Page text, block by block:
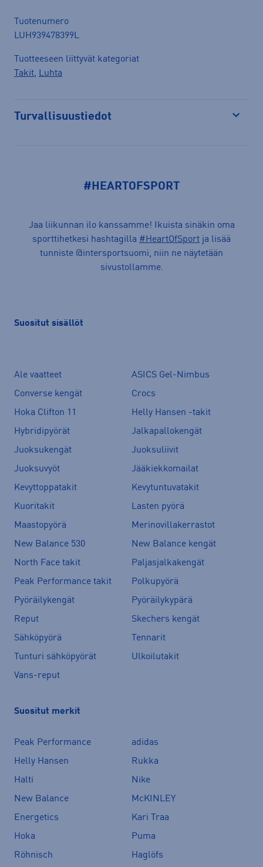
Tuotenumero
LUH939478399L
Tuotteeseen liittyvät kategoriat
Takit, Luhta
Turvallisuustiedot
#HEARTOFSPORT
Jaa liikunnan ilo kanssamme! Ikuista sinäkin oma
sporttihetkesi hashtagilla #HeartOfSport ja lisää
tunniste @intersportsuomi, niin ne näytetään
sivustollamme.
Suositut sisällöt
Ale vaatteet
ASICS Gel-Nimbus
Converse kengät
Crocs
Hoka Clifton 11
Helly Hansen -takit
Hybridipyörät
Jalkapallokengät
Juoksukengät
Juoksuliivit
Juoksuvyöt
Jääkiekkomailat
Kevyttoppatakit
Kevytuntuvatakit
Kuoritakit
Lasten pyörä
Maastopyörä
Merinovillakerrastot
New Balance 530
New Balance kengät
North Face takit
Paljasjalkakengät
Peak Performance takit
Polkupyörä
Pyöräilykengät
Pyöräilykypärä
Reput
Skechers kengät
Sähköpyörä
Tennarit
Tunturi sähköpyörät
Ulkoilutakit
Vans-reput
Suositut merkit
Peak Performance
adidas
Helly Hansen
Rukka
Halti
Nike
New Balance
McKINLEY
Energetics
Kari Traa
Hoka
Puma
Röhnisch
Haglöfs